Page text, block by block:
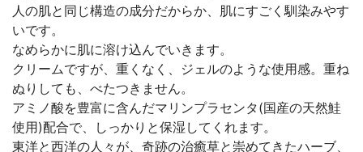
人の肌と同じ構造の成分だからか、肌にすごく馴染みやす
いです。
なめらかに肌に溶け込んでいきます。
クリームですが、重くなく、ジェルのような使用感。重ね
ぬりしても、べたつきません。
アミノ酸を豊富に含んだマリンプラセンタ(国産の天然鮭
使用)配合で、しっかりと保湿してくれます。
東洋と西洋の人々が、奇跡の治癒草と崇めてきたハーブ、